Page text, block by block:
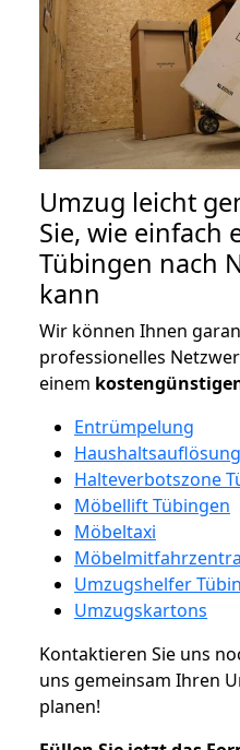
Umzug leicht
Sie, wie einfach
Tübingen nach
kann
Wir können Ihnen
professionelles
einem
Entrümpelung
Halteverbotszone
Möbellift Tübingen
Möbeltaxi
Umzugshelfer
Umzugskartons
Kontaktieren Sie uns
uns gemeinsam Ihren
planen!